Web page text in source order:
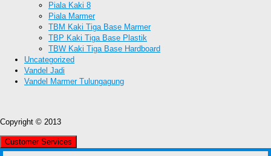
Piala Kaki 8
Piala Marmer
TBM Kaki Tiga Base Marmer
TBP Kaki Tiga Base Plastik
TBW Kaki Tiga Base Hardboard
Uncategorized
Vandel Jadi
Vandel Marmer Tulungagung
Copyright © 2013
Customer Services